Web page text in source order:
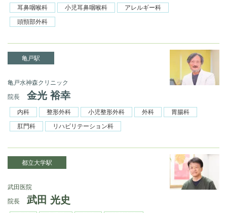
耳鼻咽喉科 小児耳鼻咽喉科
アレルギー科
頭頸部外科
亀戸駅
亀戸水神森クリニック
院長
金光 裕幸
内科 整形外科 小児整形外科 外科
胃腸科
肛門科
リハビリテーション科
都立大学駅
武田医院
院長
武田 光史